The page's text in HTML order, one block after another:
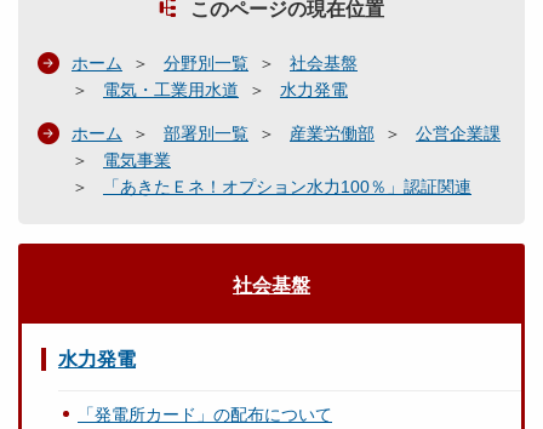
このページの現在位置
ホーム 分野別一覧
社会基盤
電気・工業用水道
水力発電
ホーム 部署別一覧 産業労働部
公営企業課
電気事業
「あきたＥネ！オプション水力100％」認証関連
社会基盤
水力発電
「発電所カード」の配布について